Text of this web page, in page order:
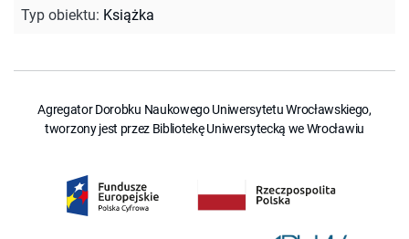
Typ obiektu: Książka
Agregator Dorobku Naukowego Uniwersytetu Wrocławskiego,
tworzony jest przez Bibliotekę Uniwersytecką we Wrocławiu